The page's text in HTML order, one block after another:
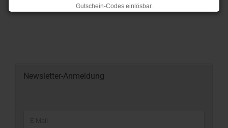
Gutschein-Codes einlösbar.
Newsletter-Anmeldung